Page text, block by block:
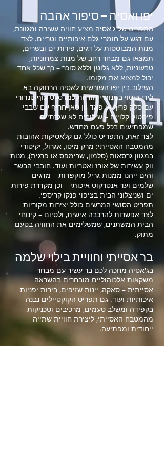
יפו ואסיה – סיפור אהבה
התפריט של ג'אסיה מציע חוויה עשירה ומגוונת,
עם דגש על חומרי גלם איכותיים וטריים. לצד
מנות המבוססות על דגים, פירות ים ובשרים,
תמצאו גם מבחר רחב של מנות צמחוניות,
טבעוניות, ללא גלוטן וללא סוכר – כך שכל אחד
יכול למצוא את מקומו.
השילוב בין יפו השורשית לאסיה הרחוקה בא
לידי ביטוי במנות ייחודיות כמו סלט עוף טנדורי
עם סלק פריך או פאד וון סאן חריף עם שבבי
פיסטוק קלויים – שילובים לא שגרתיים
שמפתיעים בכל פעם מחדש.
לצד זאת, התפריט כולל גם קלאסיקות אהובות
מהמטבח האסייתי: מרק מיסו, אגרול, יקיטורי
במגוון גרסאות (סלמון, שרימפס או פרגית), מנות
ווק עשירות של אורז ואטריות ועוד. חובבי הבשר
והים ייהנו ממנות גריל מוקפדות – מדגים
שלמים ועד אנטרקוט איכותי – וכן מקדרת פירות
ים ושניצלוני הבית בציפוי פנקו קריספי.
תפריט הסושי המרשים כולל יצירות מקוריות
לצד אפשרות להרכבה אישית, ולסיום – קינוחי
הבית המשתנים, שמשלימים את החוויה בטעם
מתוק.
בר אסייתי וחוויית בילוי שלמה
בג'אסיה מחכה לכם בר עשיר עם מבחר
משקאות אלכוהוליים מובחרים בהשראה
אסייתית – סאקה, יינות שזיפים, בירות יפניות
איכותיות ועוד. גם תפריט הקוקטיילים נבנה
בקפידה ומשלב טעמים, מרכיבים וטכניקות
מהמטבח האסייתי, ליצירת חוויית שתייה
ייחודית ומפתיעה.